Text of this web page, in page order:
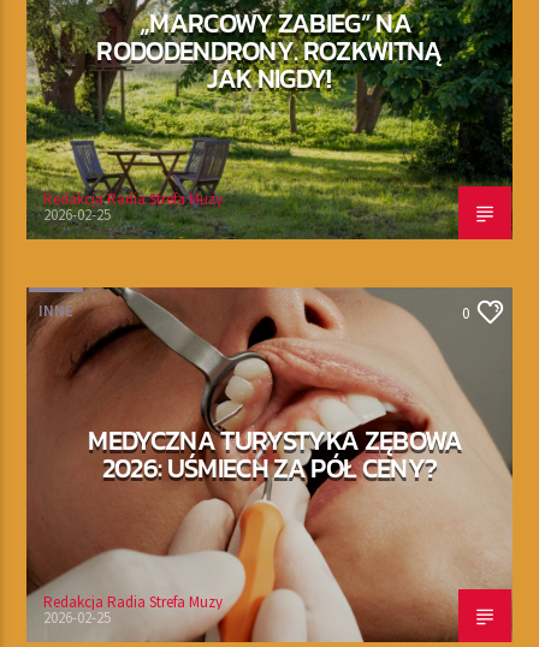
„MARCOWY ZABIEG” NA
RODODENDRONY. ROZKWITNĄ
JAK NIGDY!
Redakcja Radia Strefa Muzy
2026-02-25
INNE 0
MEDYCZNA TURYSTYKA ZĘBOWA
2026: UŚMIECH ZA PÓŁ CENY?
Redakcja Radia Strefa Muzy
2026-02-25